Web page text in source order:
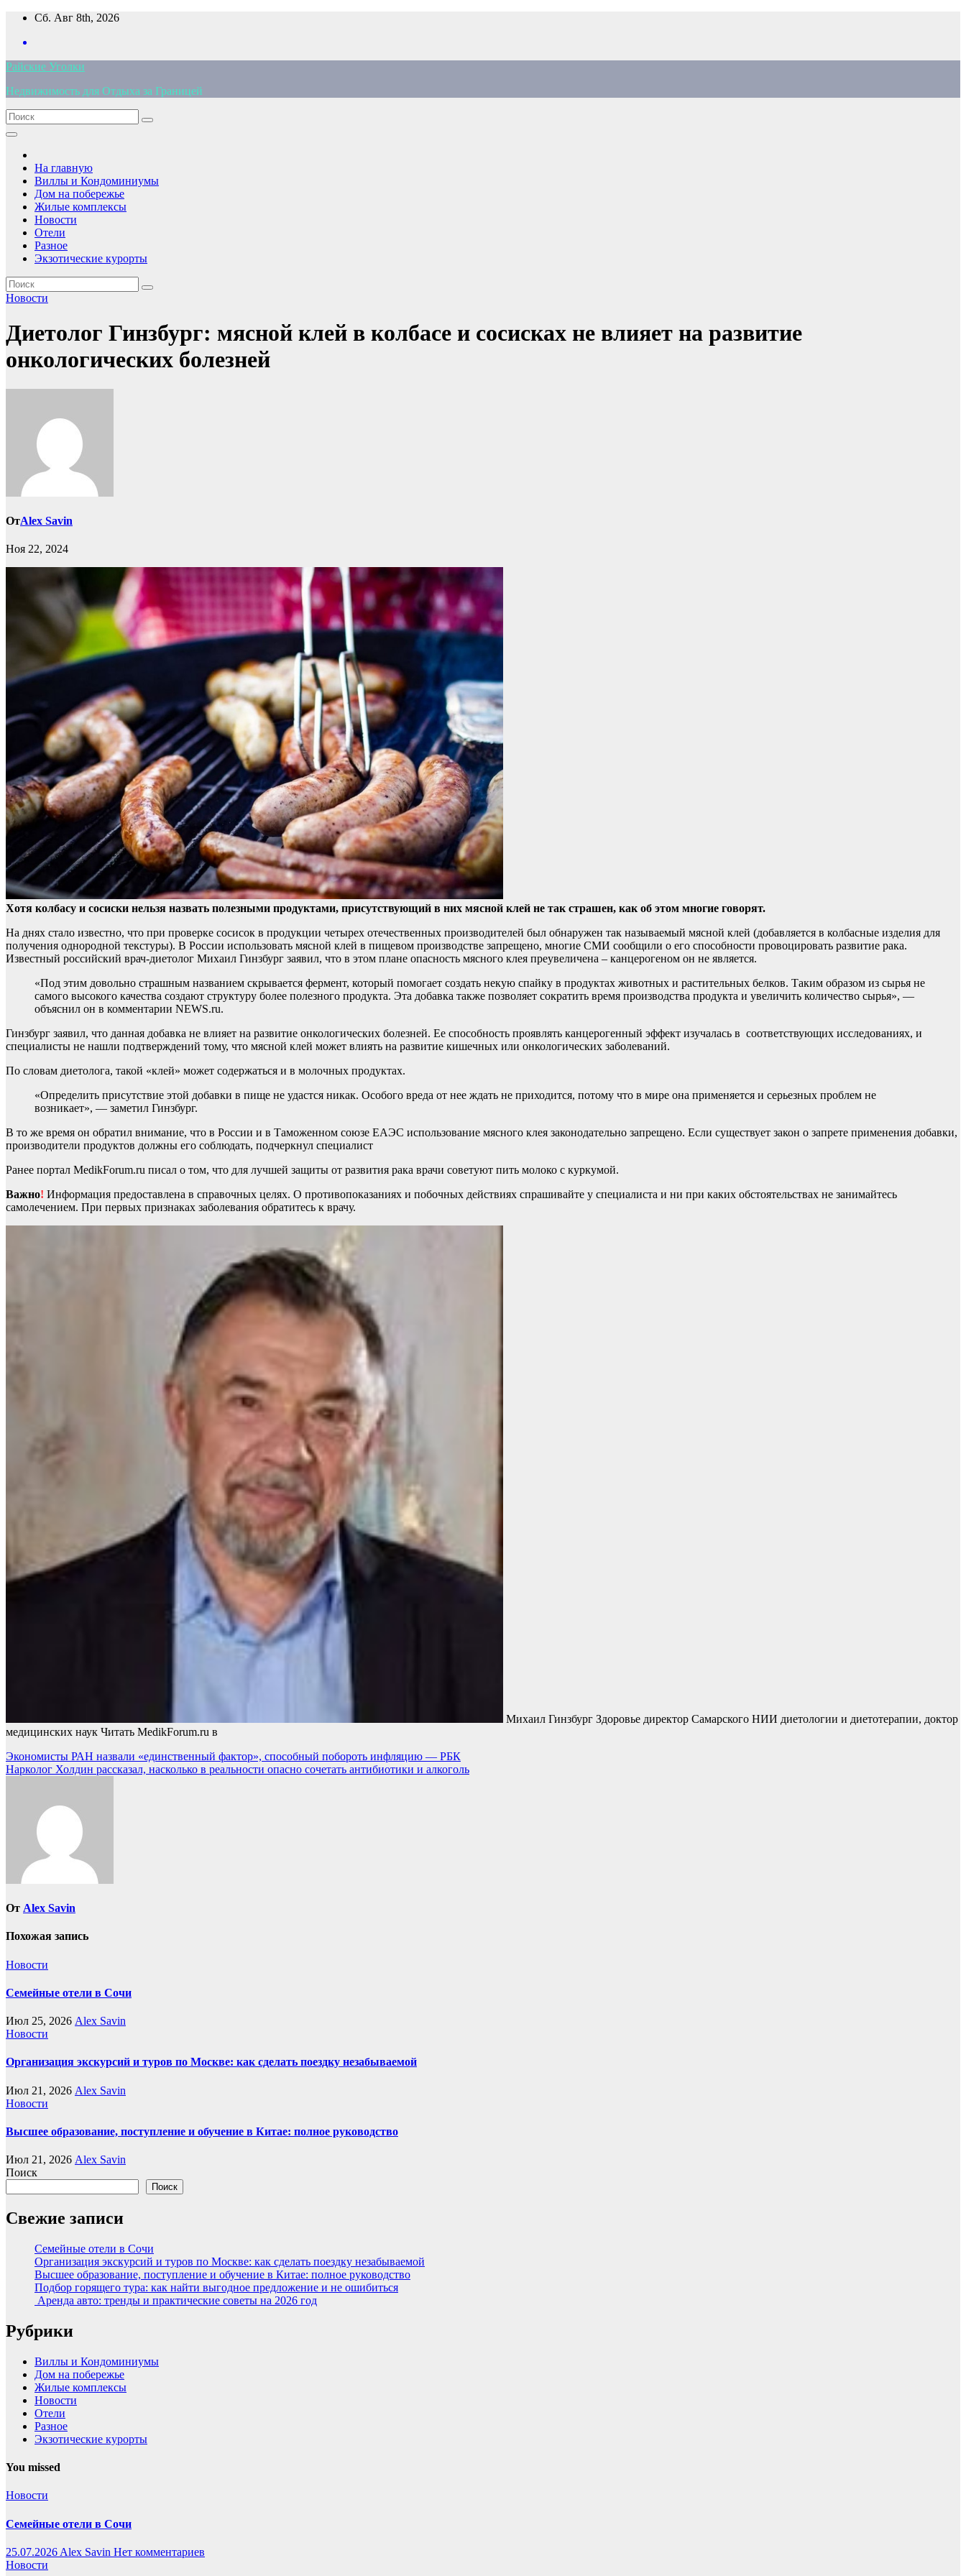
Перейти
содержимому
Сб. Авг 8th, 2026
Райские Уголки
Недвижимость для Отдыха за Границей
На главную
Виллы и Кондоминиумы
Дом на побережье
Жилые комплексы
Новости
Отели
Разное
Экзотические курорты
Новости
Диетолог Гинзбург: мясной клей в колбасе и сосисках не влияет на развитие
онкологических болезней
ОтAlex Savin
Ноя 22, 2024
Хотя колбасу и сосиски нельзя назвать полезными продуктами, присутствующий в них мясной клей не так страшен, как об этом многие говорят.
На днях стало известно, что при проверке сосисок в продукции четырех отечественных производителей был обнаружен так называемый мясной клей (добавляется в колбасные изделия для
получения однородной текстуры). В России использовать мясной клей в пищевом производстве запрещено, многие СМИ сообщили о его способности провоцировать развитие рака.
Известный российский врач-диетолог Михаил Гинзбург заявил, что в этом плане опасность мясного клея преувеличена – канцерогеном он не является.
«Под этим довольно страшным названием скрывается фермент, который помогает создать некую спайку в продуктах животных и растительных белков. Таким образом из сырья не
самого высокого качества создают структуру более полезного продукта. Эта добавка также позволяет сократить время производства продукта и увеличить количество сырья», —
объяснил он в комментарии NEWS.ru.
Гинзбург заявил, что данная добавка не влияет на развитие онкологических болезней. Ее способность проявлять канцерогенный эффект изучалась в соответствующих исследованиях, и
специалисты не нашли подтверждений тому, что мясной клей может влиять на развитие кишечных или онкологических заболеваний.
По словам диетолога, такой «клей» может содержаться и в молочных продуктах.
«Определить присутствие этой добавки в пище не удастся никак. Особого вреда от нее ждать не приходится, потому что в мире она применяется и серьезных проблем не
возникает», — заметил Гинзбург.
В то же время он обратил внимание, что в России и в Таможенном союзе ЕАЭС использование мясного клея законодательно запрещено. Если существует закон о запрете применения добавки,
производители продуктов должны его соблюдать, подчеркнул специалист
Ранее портал MedikForum.ru писал о том, что для лучшей защиты от развития рака врачи советуют пить молоко с куркумой.
Важно! Информация предоставлена в справочных целях. О противопоказаниях и побочных действиях спрашивайте у специалиста и ни при каких обстоятельствах не занимайтесь
самолечением. При первых признаках заболевания обратитесь к врачу.
Михаил Гинзбург Здоровье директор Самарского НИИ диетологии и диетотерапии, доктор
медицинских наук Читать MedikForum.ru в
Навигация
по
Экономисты РАН назвали «единственный фактор», способный побороть инфляцию — РБК
Нарколог Холдин рассказал, насколько в реальности опасно сочетать антибиотики и алкоголь
От Alex Savin
Похожая запись
Новости
Семейные отели в Сочи
Июл 25, 2026 Alex Savin
Новости
Организация экскурсий и туров по Москве: как сделать поездку незабываемой
Июл 21, 2026 Alex Savin
Новости
Высшее образование, поступление и обучение в Китае: полное руководство
Июл 21, 2026 Alex Savin
Поиск
Поиск
Свежие записи
Семейные отели в Сочи
Организация экскурсий и туров по Москве: как сделать поездку незабываемой
Высшее образование, поступление и обучение в Китае: полное руководство
Подбор горящего тура: как найти выгодное предложение и не ошибиться
Аренда авто: тренды и практические советы на 2026 год
Рубрики
Виллы и Кондоминиумы
Дом на побережье
Жилые комплексы
Новости
Отели
Разное
Экзотические курорты
You missed
Новости
Семейные отели в Сочи
25.07.2026 Alex Savin Нет комментариев
Новости